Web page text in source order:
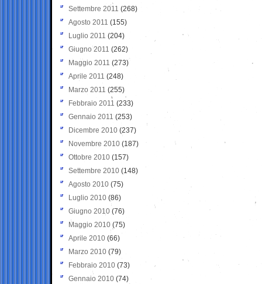
Settembre 2011 (268)
Agosto 2011 (155)
Luglio 2011 (204)
Giugno 2011 (262)
Maggio 2011 (273)
Aprile 2011 (248)
Marzo 2011 (255)
Febbraio 2011 (233)
Gennaio 2011 (253)
Dicembre 2010 (237)
Novembre 2010 (187)
Ottobre 2010 (157)
Settembre 2010 (148)
Agosto 2010 (75)
Luglio 2010 (86)
Giugno 2010 (76)
Maggio 2010 (75)
Aprile 2010 (66)
Marzo 2010 (79)
Febbraio 2010 (73)
Gennaio 2010 (74)